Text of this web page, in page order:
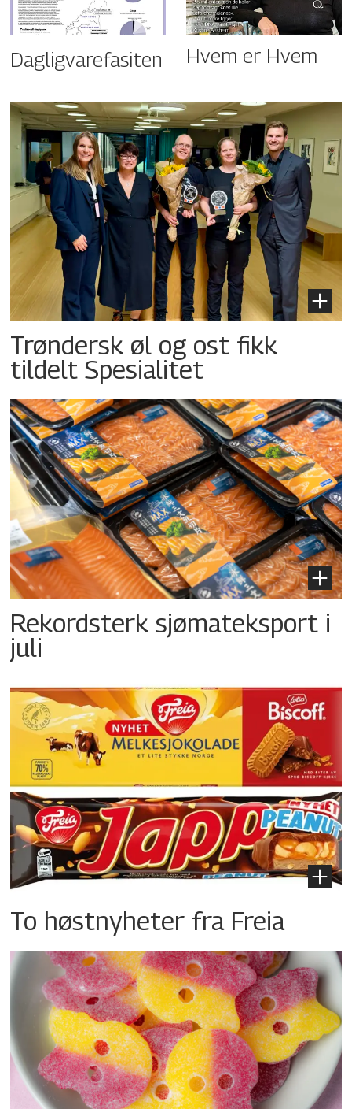
Dagligvarefasiten Hvem er Hvem
Trøndersk øl og ost fikk
tildelt Spesialitet
Rekordsterk sjømateksport i
juli
To høstnyheter fra Freia